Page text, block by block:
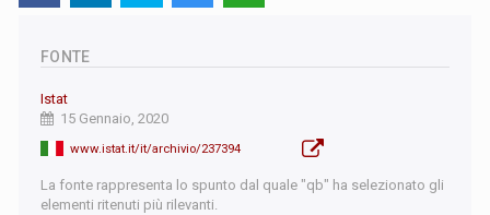
FONTE
Istat
15 Gennaio, 2020
www.istat.it/it/archivio/237394
La fonte rappresenta lo spunto dal quale "qb" ha selezionato gli
elementi ritenuti più rilevanti.